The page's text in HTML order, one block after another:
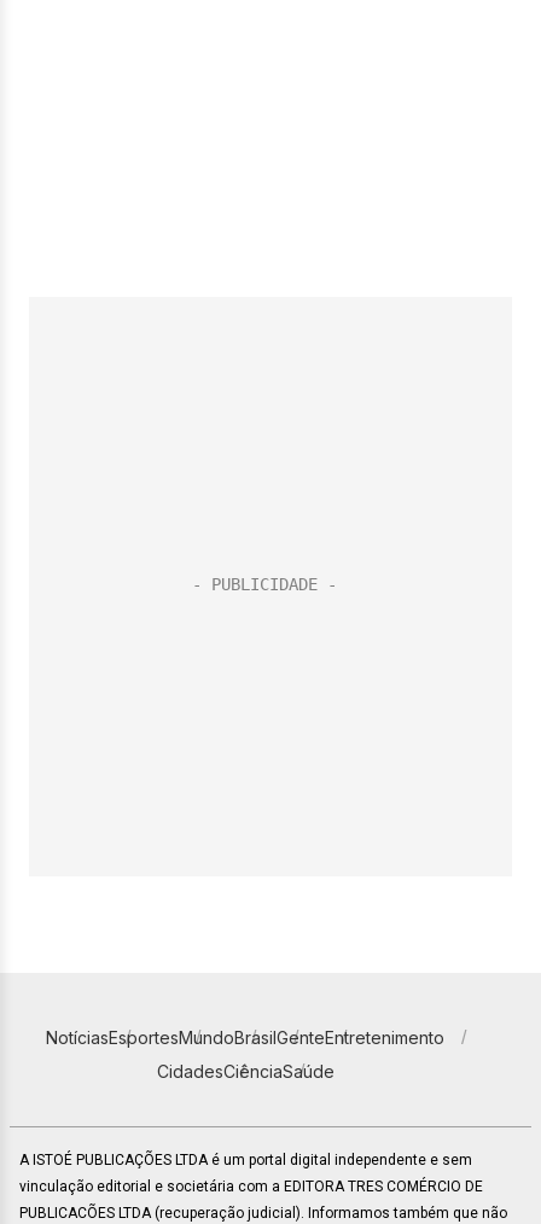
NotíciasEsportesMundoBrasilGenteEntretenimento
CidadesCiênciaSaúde
A ISTOÉ PUBLICAÇÕES LTDA é um portal digital independente e sem
vinculação editorial e societária com a EDITORA TRES COMÉRCIO DE
PUBLICACÕES LTDA (recuperação judicial). Informamos também que não